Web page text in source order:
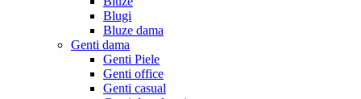
Blugi
Bluze dama
Genti dama
Genti Piele
Genti office
Genti casual